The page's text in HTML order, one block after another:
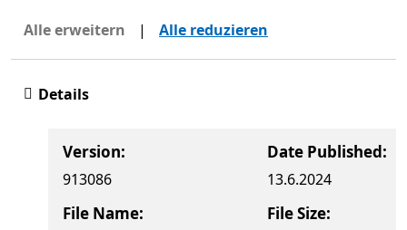
Alle erweitern | Alle reduzieren
Details
Version:
913086
Date Published:
13.6.2024
File Name: File Size: